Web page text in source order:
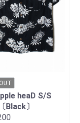
heaD S/S
Black〕